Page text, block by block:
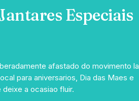
Especiais
afastado do movimento la
para aniversarios, Dia das Maes e
a ocasiao fluir.